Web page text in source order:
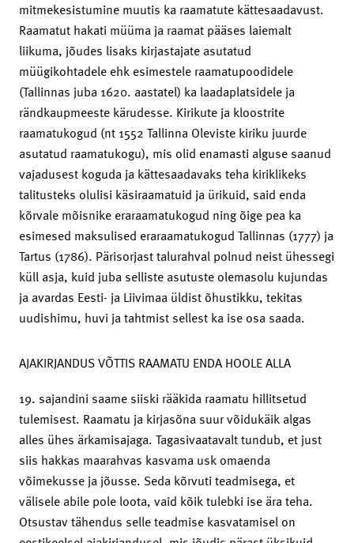
mitmekesistumine muutis ka raamatute kättesaadavust.
Raamatut hakati müüma ja raamat pääses laiemalt
liikuma, jõudes lisaks kirjastajate asutatud
müügikohtadele ehk esimestele raamatupoodidele
(Tallinnas juba 1620. aastatel) ka laadaplatsidele ja
rändkaupmeeste kärudesse. Kirikute ja kloostrite
raamatukogud (nt 1552 Tallinna Oleviste kiriku juurde
asutatud raamatukogu), mis olid enamasti alguse saanud
vajadusest koguda ja kättesaadavaks teha kiriklikeks
talitusteks olulisi käsiraamatuid ja ürikuid, said enda
kõrvale mõisnike eraraamatukogud ning õige pea ka
esimesed maksulised eraraamatukogud Tallinnas (1777) ja
Tartus (1786). Pärisorjast talurahval polnud neist ühessegi
küll asja, kuid juba selliste asutuste olemasolu kujundas
ja avardas Eesti- ja Liivimaa üldist õhustikku, tekitas
uudishimu, huvi ja tahtmist sellest ka ise osa saada.
AJAKIRJANDUS VÕTTIS RAAMATU ENDA HOOLE ALLA
19. sajandini saame siiski rääkida raamatu hillitsetud
tulemisest. Raamatu ja kirjasõna suur võidukäik algas
alles ühes ärkamisajaga. Tagasivaatavalt tundub, et just
siis hakkas maarahvas kasvama usk omaenda
võimekusse ja jõusse. Seda kõrvuti teadmisega, et
välisele abile pole loota, vaid kõik tulebki ise ära teha.
Otsustav tähendus selle teadmise kasvatamisel on